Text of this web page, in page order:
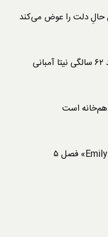
حالِ دلت را عوض می‌کند
هم‌خانه است